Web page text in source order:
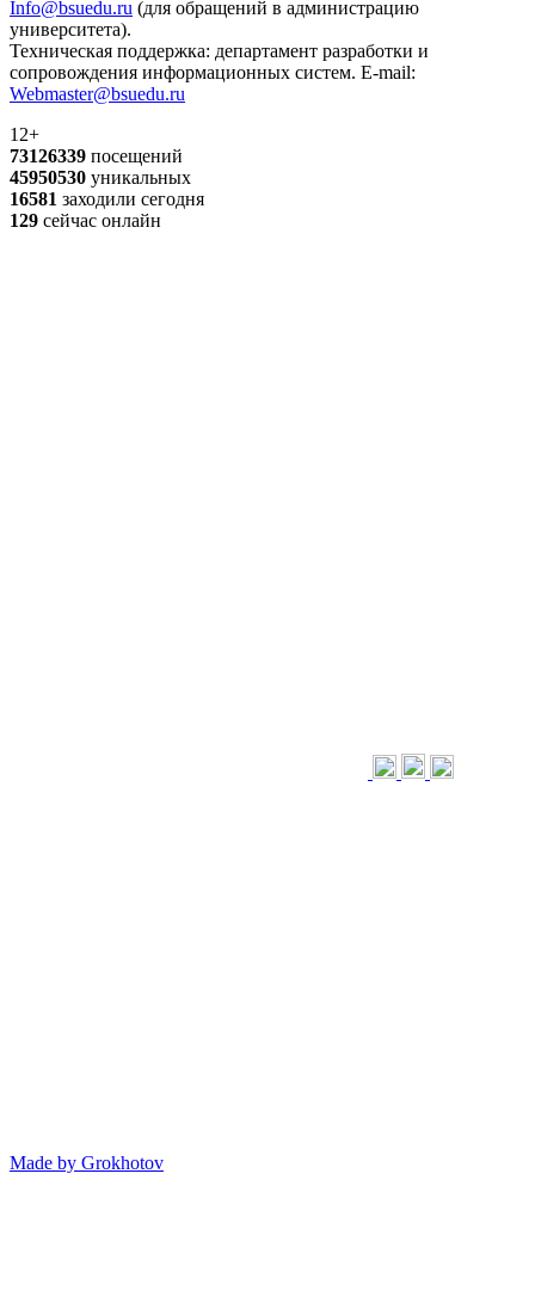
Info@bsuedu.ru (для обращений в администрацию
университета).
Техническая поддержка: департамент разработки и
сопровождения информационных систем. E-mail:
Webmaster@bsuedu.ru
12+
73126339 посещений
45950530 уникальных
16581 заходили сегодня
129 сейчас онлайн
Made by Grokhotov